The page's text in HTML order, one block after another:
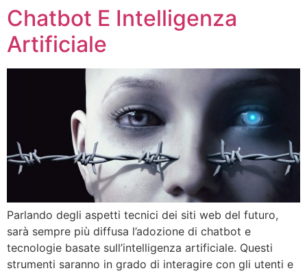
Vai
contenuto
Chatbot E Intelligenza
Artificiale
Parlando degli aspetti tecnici dei siti web del futuro,
sarà sempre più diffusa l’adozione di chatbot e
tecnologie basate sull’intelligenza artificiale. Questi
strumenti saranno in grado di interagire con gli utenti e